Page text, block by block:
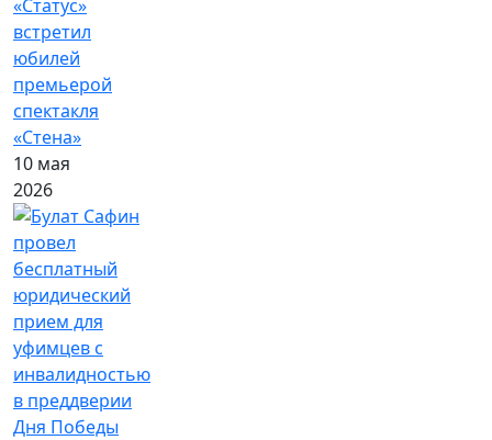
«Статус»
встретил
юбилей
премьерой
спектакля
«Стена»
10 мая
2026